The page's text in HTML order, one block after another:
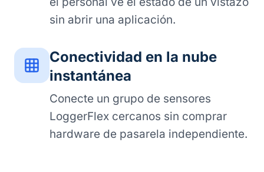
sin abrir una aplicación.
Conectividad en la nube
instantánea
Conecte un grupo de sensores
LoggerFlex cercanos sin comprar
hardware de pasarela independiente.